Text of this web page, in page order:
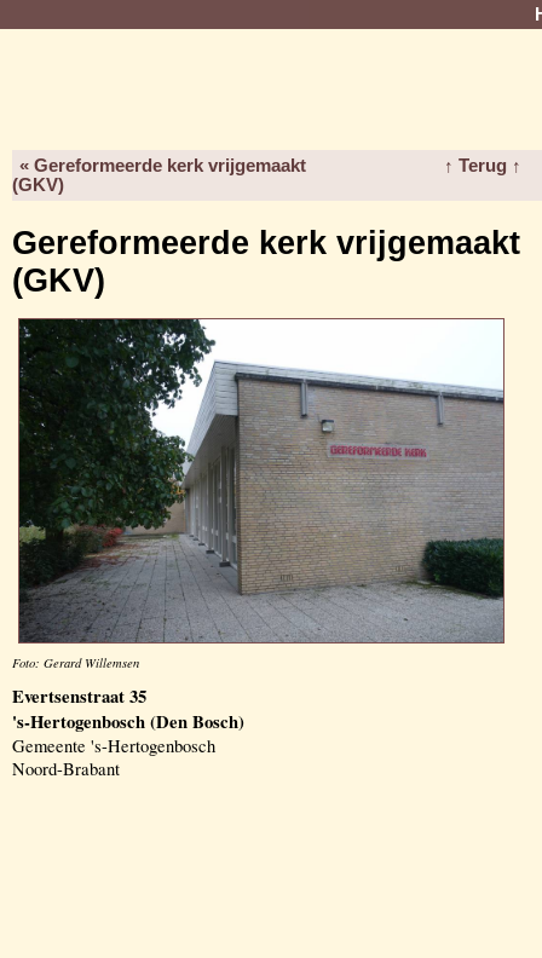
« Gereformeerde kerk vrijgemaakt
(GKV)
↑ Terug ↑
Gereformeerde kerk vrijgemaakt
(GKV)
Foto: Gerard Willemsen
Evertsenstraat 35
's-Hertogenbosch (Den Bosch)
Gemeente 's-Hertogenbosch
Noord-Brabant